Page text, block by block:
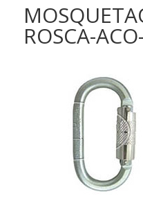
ROSCA-